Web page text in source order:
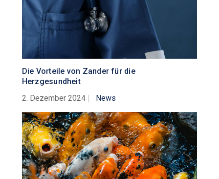
Die Vorteile von Zander für die
Herzgesundheit
2. Dezember 2024 | News